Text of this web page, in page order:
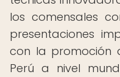
los comensales
presentaciones
con la promoción
Perú a nivel